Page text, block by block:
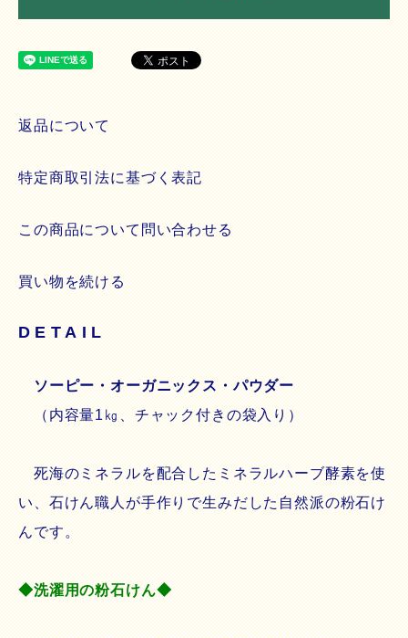
返品について
特定商取引法に基づく表記
この商品について問い合わせる
買い物を続ける
DETAIL
ソーピー・オーガニックス・パウダー
（内容量1㎏、チャック付きの袋入り）
死海のミネラルを配合したミネラルハーブ酵素を使
い、石けん職人が手作りで生みだした自然派の粉石け
んです。
◆洗濯用の粉石けん◆